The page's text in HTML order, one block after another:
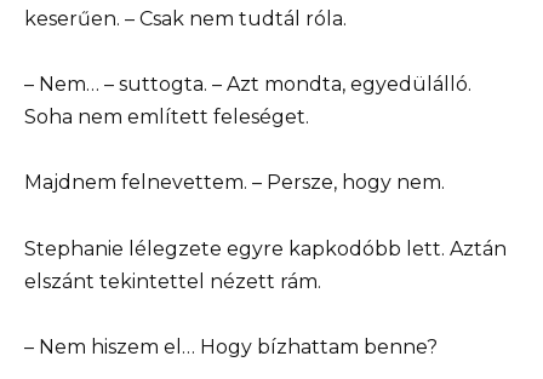
keserűen. – Csak nem tudtál róla.
– Nem… – suttogta. – Azt mondta, egyedülálló.
Soha nem említett feleséget.
Majdnem felnevettem. – Persze, hogy nem.
Stephanie lélegzete egyre kapkodóbb lett. Aztán
elszánt tekintettel nézett rám.
– Nem hiszem el… Hogy bízhattam benne?